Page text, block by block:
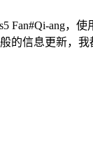
Fan#Qi-ang，
的信息更新，